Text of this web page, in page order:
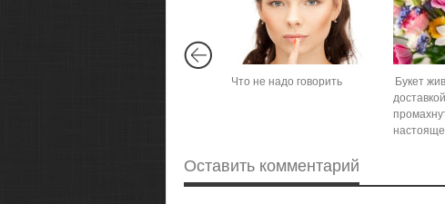
Что не надо говорить
Букет
Оставить комментарий